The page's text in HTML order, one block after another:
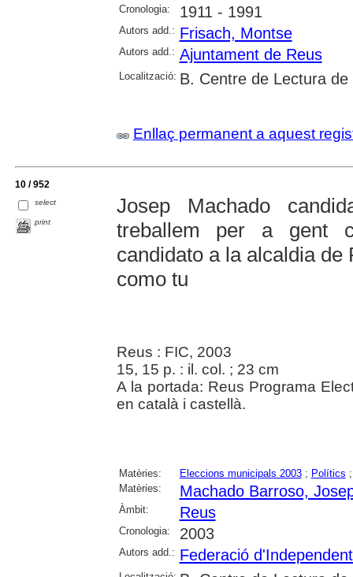
Cronologia: 1911 - 1991
Autors add.: Frisach, Montse
Autors add.: Ajuntament de Reus
Localització: B. Centre de Lectura de
Enllaç permanent a aquest
10 / 952
select
print
Josep Machado
treballem per a gent
candidato a la alcaldia de
como tu
Reus : FIC, 2003
15, 15 p. : il. col. ; 23 cm
A la portada: Reus Programa
en català i castellà.
Matèries: Eleccions municipals 2003; Polítics
Matèries:
Machado Barroso,
Àmbit: Reus
Cronologia: 2003
Autors add.: Federació